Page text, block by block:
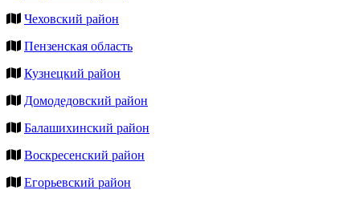
Чеховский район
Пензенская область
Кузнецкий район
Домодедовский район
Балашихинский район
Воскресенский район
Егорьевский район